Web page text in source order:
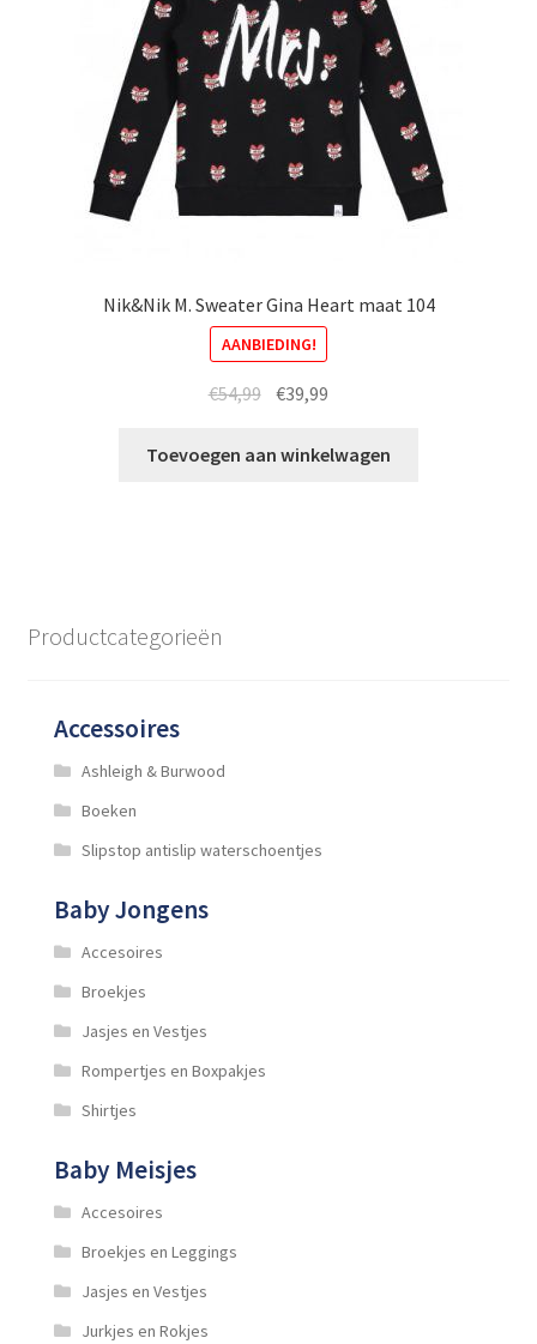
Nik&Nik M. Sweater Gina Heart maat 104
AANBIEDING!
€54,99 Oorspronkelijke
was:
€39,99
is:
Toevoegen aan winkelwagen
Productcategorieën
Accessoires
Ashleigh & Burwood
Boeken
Slipstop antislip waterschoentjes
Baby Jongens
Accesoires
Broekjes
Jasjes en Vestjes
Rompertjes en Boxpakjes
Shirtjes
Baby Meisjes
Accesoires
Broekjes en Leggings
Jasjes en Vestjes
Jurkjes en Rokjes